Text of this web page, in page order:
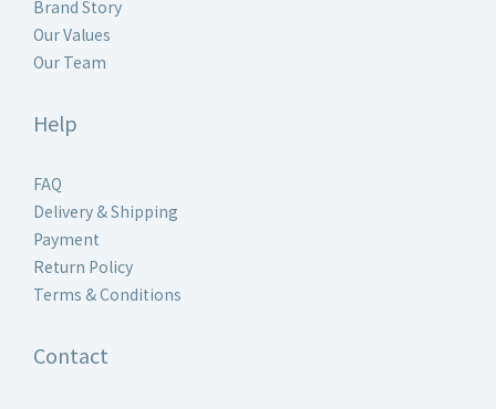
Brand Story
Our Values
Our Team
Help
FAQ
Delivery & Shipping
Payment
Return Policy
Terms & Conditions
Contact